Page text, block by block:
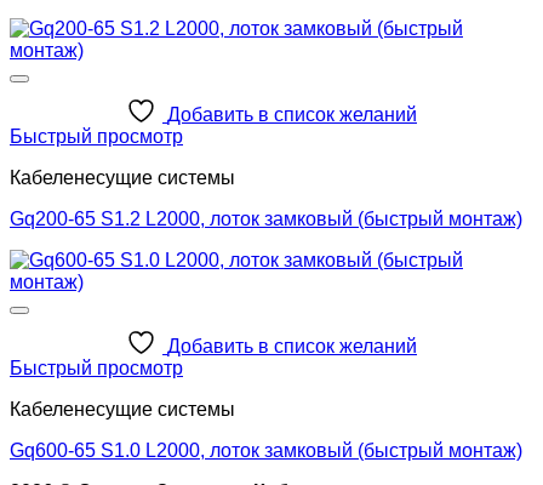
Добавить в список желаний
Быстрый просмотр
Кабеленесущие системы
Gq200-65 S1.2 L2000, лоток замковый (быстрый монтаж)
Добавить в список желаний
Быстрый просмотр
Кабеленесущие системы
Gq600-65 S1.0 L2000, лоток замковый (быстрый монтаж)